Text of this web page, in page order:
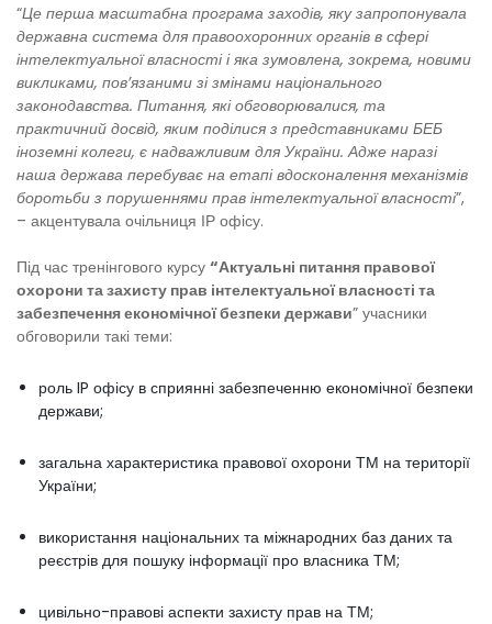
“Це перша масштабна програма заходів, яку запропонувала
державна система для правоохоронних органів в сфері
інтелектуальної власності і яка зумовлена, зокрема, новими
викликами, пов’язаними зі змінами національного
законодавства. Питання, які обговорювалися, та
практичний досвід, яким поділися з представниками БЕБ
іноземні колеги, є надважливим для України. Адже наразі
наша держава перебуває на етапі вдосконалення механізмів
боротьби з порушеннями прав інтелектуальної власності”,
– акцентувала очільниця ІР офісу.
Під час тренінгового курсу “Актуальні питання правової
охорони та захисту прав інтелектуальної власності та
забезпечення економічної безпеки держави” учасники
обговорили такі теми:
роль IP офісу в сприянні забезпеченню економічної безпеки
держави;
загальна характеристика правової охорони ТМ на території
України;
використання національних та міжнародних баз даних та
реєстрів для пошуку інформації про власника ТМ;
цивільно-правові аспекти захисту прав на ТМ;